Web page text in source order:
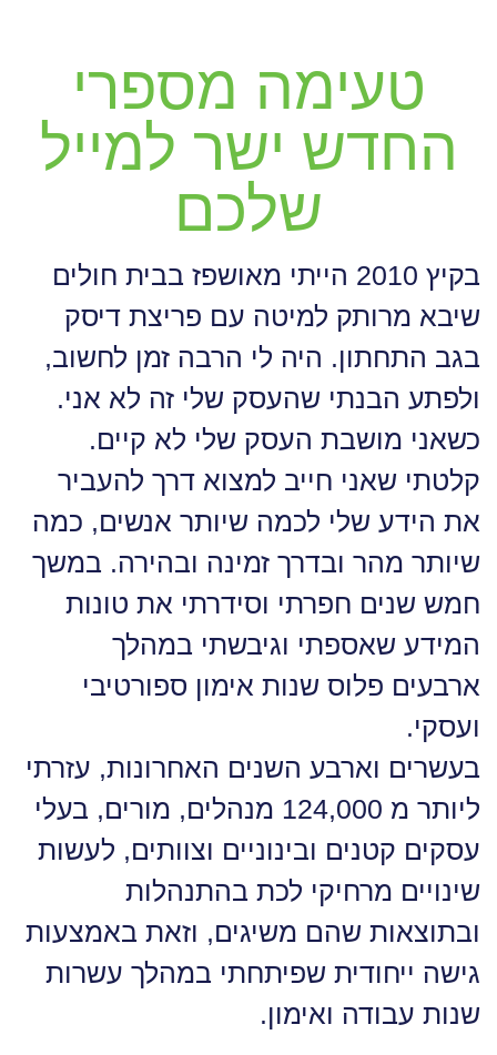
טעימה מספרי
החדש ישר למייל
שלכם
בקיץ 2010 הייתי מאושפז בבית חולים
שיבא מרותק למיטה עם פריצת דיסק
בגב התחתון. היה לי הרבה זמן לחשוב,
ולפתע הבנתי שהעסק שלי זה לא אני.
כשאני מושבת העסק שלי לא קיים.
קלטתי שאני חייב למצוא דרך להעביר
את הידע שלי לכמה שיותר אנשים, כמה
שיותר מהר ובדרך זמינה ובהירה. במשך
חמש שנים חפרתי וסידרתי את טונות
המידע שאספתי וגיבשתי במהלך
ארבעים פלוס שנות אימון ספורטיבי
ועסקי.
בעשרים וארבע השנים האחרונות, עזרתי
ליותר מ 124,000 מנהלים, מורים, בעלי
עסקים קטנים ובינוניים וצוותים, לעשות
שינויים מרחיקי לכת בהתנהלות
ובתוצאות שהם משיגים, וזאת באמצעות
גישה ייחודית שפיתחתי במהלך עשרות
שנות עבודה ואימון.